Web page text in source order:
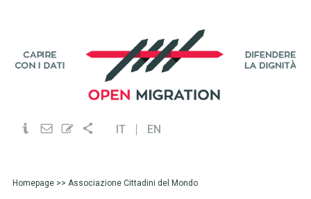
IT EN
Homepage>> Associazione Cittadini del Mondo